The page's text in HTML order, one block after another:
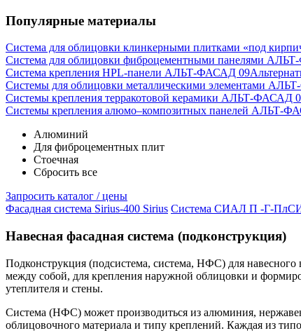
Популярные материалы
Система для облицовки клинкерными плитками «под
Система для облицовки фиброцементными панелями
Система крепления HPL-панели АЛЬТ-ФАСАД 09
Системы для облицовки металлическими элементами
Системы крепления терракотовой керамики АЛЬТ-ФАСАД
Cистемы крепления алюмо–композитных панелей АЛЬТ-
Алюминий
Для фиброцементных плит
Стоечная
Сбросить все
Запросить каталог / цены
Фасадная система Sirius-400 Sirius Система СИАЛ П -Г-Пл
Навесная фасадная система (подконструкция)
Подконструкция (подсистема, система, НФС) для
между собой, для крепления наружной облицовки и
утеплителя и стены.
Система (НФС) может производиться из алюминия,
облицовочного материала и типу креплений. Каждая из